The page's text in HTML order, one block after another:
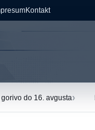
Kontakt
do 16. avgusta›